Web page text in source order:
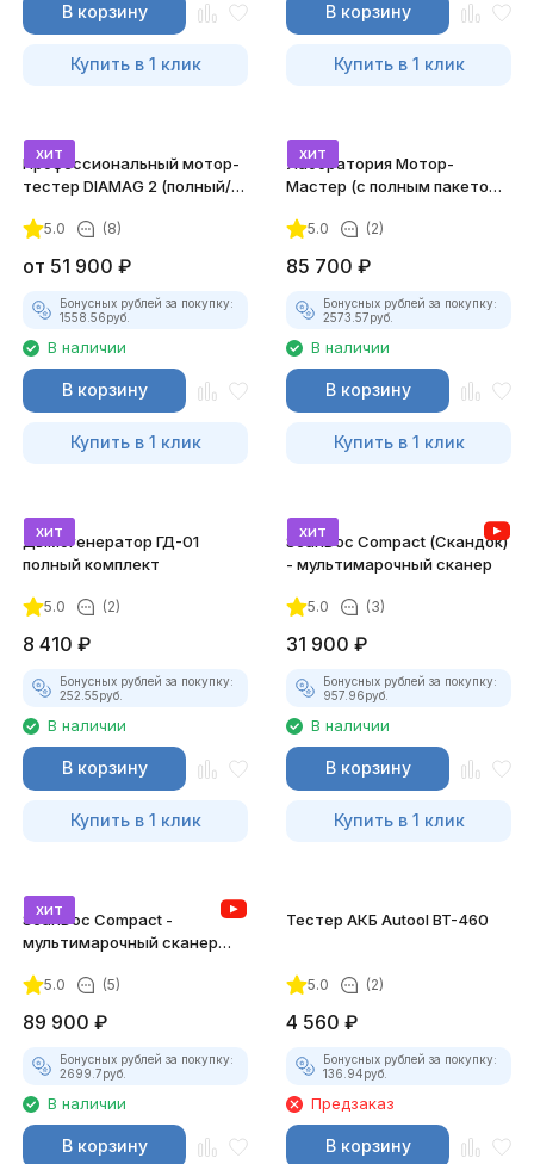
В корзину
Купить в 1 клик
В корзину
Купить в 1 клик
хит
Профессиональный мотор-
тестер DIAMAG 2 (полный/
5.0 (8)
от 51 900 ₽
Бонусных рублей за покупку:
1558.56руб.
В наличии
В корзину
Купить в 1 клик
хит
Лаборатория Мотор-
Мастер (с полным пакетом
5.0 (2)
85 700 ₽
Бонусных рублей за покупку:
2573.57руб.
В наличии
В корзину
Купить в 1 клик
хит
Дымогенератор ГД-01
полный комплект
5.0 (2)
8 410 ₽
Бонусных рублей за покупку:
252.55руб.
В наличии
В корзину
Купить в 1 клик
хит
ScanDoc Compact (Скандок)
- мультимарочный сканер
5.0 (3)
31 900 ₽
Бонусных рублей за покупку:
957.96руб.
В наличии
В корзину
Купить в 1 клик
хит
ScanDoc Compact -
мультимарочный сканер
5.0 (5)
89 900 ₽
Бонусных рублей за покупку:
2699.7руб.
В наличии
В корзину
Тестер АКБ Autool BT-460
5.0 (2)
4 560 ₽
Бонусных рублей за покупку:
136.94руб.
Предзаказ
В корзину